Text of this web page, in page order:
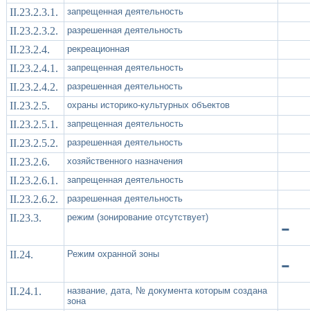
II.23.2.3.1. запрещенная деятельность
II.23.2.3.2. разрешенная деятельность
II.23.2.4. рекреационная
II.23.2.4.1. запрещенная деятельность
II.23.2.4.2. разрешенная деятельность
II.23.2.5. охраны историко-культурных объектов
II.23.2.5.1. запрещенная деятельность
II.23.2.5.2. разрешенная деятельность
II.23.2.6. хозяйственного назначения
II.23.2.6.1. запрещенная деятельность
II.23.2.6.2. разрешенная деятельность
II.23.3. режим (зонирование отсутствует) -
II.24. Режим охранной зоны -
II.24.1.
название, дата, № документа которым создана
зона